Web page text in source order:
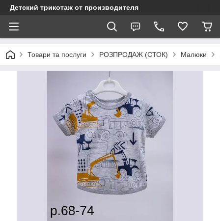
Детский трикотаж от производителя
Товари та послуги РОЗПРОДАЖ (СТОК) Малюки